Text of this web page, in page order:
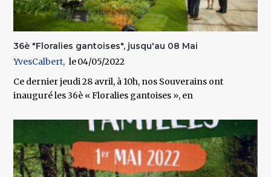
36è "Floralies gantoises", jusqu'au 08 Mai
YvesCalbert
04/05/2022
Ce dernier jeudi 28 avril, à 10h, nos Souverains ont
inauguré les 36è « Floralies gantoises », en